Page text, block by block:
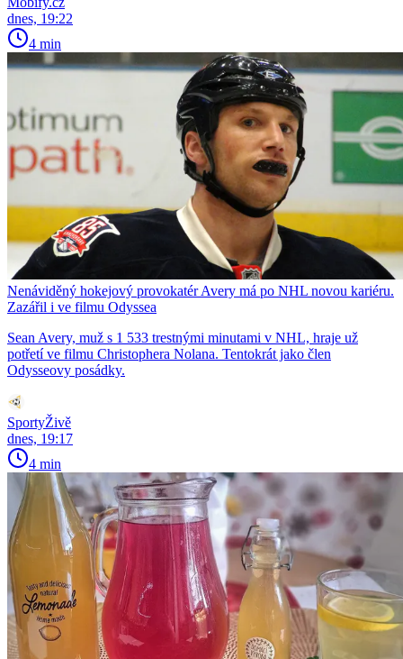
dnes, 19:22
4 min
Nenáviděný hokejový provokatér Avery má po NHL novou kariéru.
Zazářil i ve filmu Odyssea
Sean Avery, muž s 1 533 trestnými minutami v NHL, hraje už
potřetí ve filmu Christophera Nolana. Tentokrát jako člen
Odysseovy posádky.
SportyŽivě
dnes, 19:17
4 min